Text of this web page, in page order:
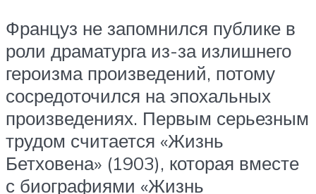
Француз не запомнился публике в
роли драматурга из-за излишнего
героизма произведений, потому
сосредоточился на эпохальных
произведениях. Первым серьезным
трудом считается «Жизнь
Бетховена» (1903), которая вместе
с биографиями «Жизнь